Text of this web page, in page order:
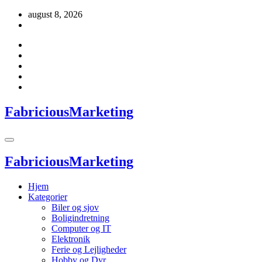
Videreaugust 8, 2026
FabriciousMarketing
FabriciousMarketing
Hjem
Kategorier
Biler og sjov
Boligindretning
Computer og IT
Elektronik
Ferie og Lejligheder
Hobby og Dyr